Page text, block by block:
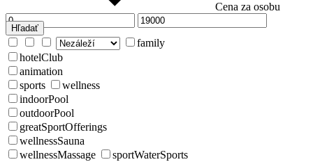
Cena za osobu
Hľadať
family
hotelClub
animation
sports
wellness
indoorPool
outdoorPool
greatSportOfferings
wellnessSauna
wellnessMassage
sportWaterSports